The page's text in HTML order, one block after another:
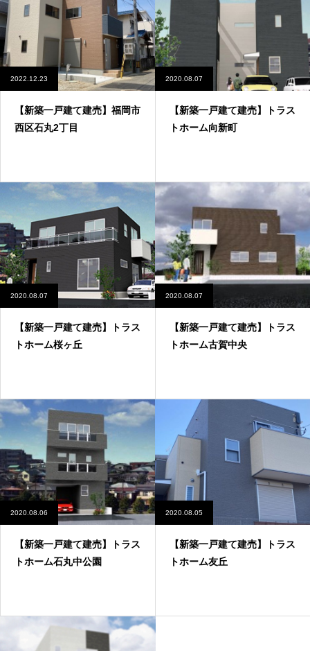
2022.12.23
【新築一戸建て建売】福岡市
西区石丸2丁目
2020.08.07
【新築一戸建て建売】トラス
トホーム向新町
2020.08.07
【新築一戸建て建売】トラス
トホーム桜ヶ丘
2020.08.07
【新築一戸建て建売】トラス
トホーム古賀中央
2020.08.06
【新築一戸建て建売】トラス
トホーム石丸中公園
2020.08.05
【新築一戸建て建売】トラス
トホーム友丘